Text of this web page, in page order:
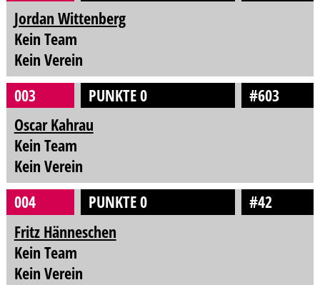
Jordan Wittenberg
Kein Team
Kein Verein
003
PUNKTE 0
#603
Oscar Kahrau
Kein Team
Kein Verein
004
PUNKTE 0
#42
Fritz Hänneschen
Kein Team
Kein Verein